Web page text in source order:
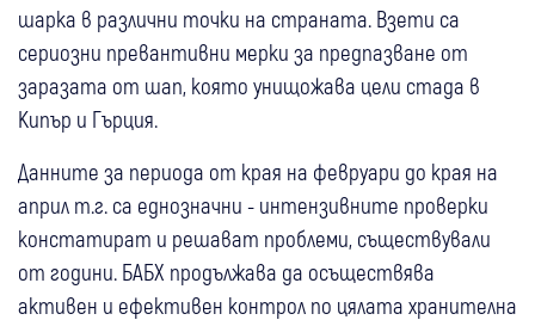
шарка в различни точки на страната. Взети са
сериозни превантивни мерки за предпазване от
заразата от шап, която унищожава цели стада в
Кипър и Гърция.
Данните за периода от края на февруари до края на
април т.г. са еднозначни - интензивните проверки
констатират и решават проблеми, съществували
от години. БАБХ продължава да осъществява
активен и ефективен контрол по цялата хранителна